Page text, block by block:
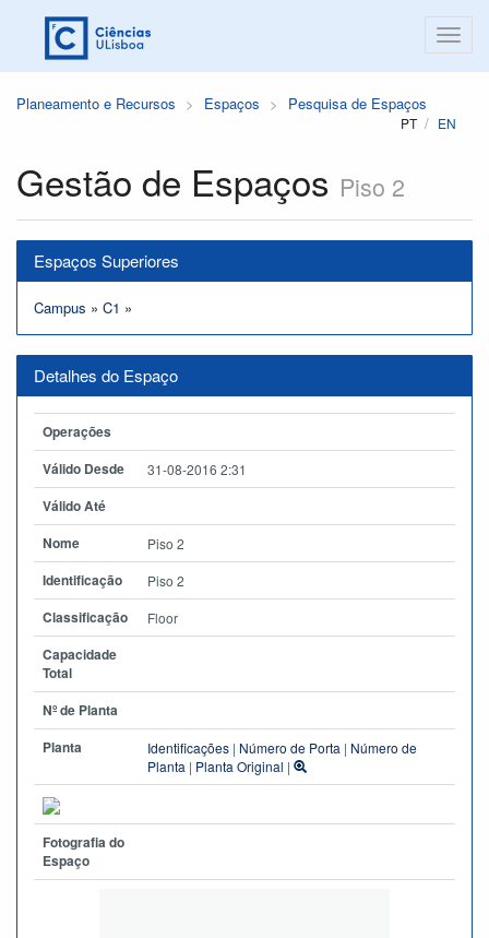
Planeamento e Recursos Espaços Pesquisa de Espaços
PT EN
Gestão de Espaços Piso 2
Espaços Superiores
Campus » C1 »
Detalhes do Espaço
Operações
Válido Desde
31-08-2016 2:31
Válido Até
Nome
Piso 2
Identificação Piso 2
Classificação Floor
Capacidade
Total
Nº de Planta
Planta
Identificações | Número de Porta | Número de
Planta | Planta Original |
Fotografia do
Espaço